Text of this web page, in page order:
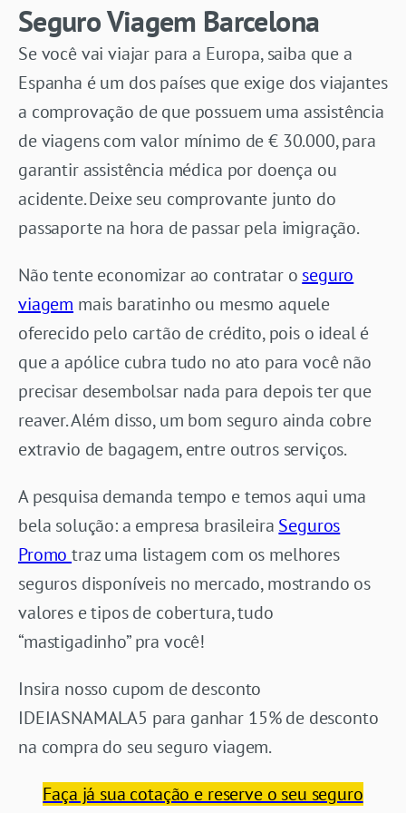
Seguro Viagem Barcelona
Se você vai viajar para a Europa, saiba que a
Espanha é um dos países que exige dos viajantes
a comprovação de que possuem uma assistência
de viagens com valor mínimo de € 30.000, para
garantir assistência médica por doença ou
acidente. Deixe seu comprovante junto do
passaporte na hora de passar pela imigração.
Não tente economizar ao contratar o seguro
viagem mais baratinho ou mesmo aquele
oferecido pelo cartão de crédito, pois o ideal é
que a apólice cubra tudo no ato para você não
precisar desembolsar nada para depois ter que
reaver. Além disso, um bom seguro ainda cobre
extravio de bagagem, entre outros serviços.
A pesquisa demanda tempo e temos aqui uma
bela solução: a empresa brasileira Seguros
Promotraz uma listagem com os melhores
seguros disponíveis no mercado, mostrando os
valores e tipos de cobertura, tudo
“mastigadinho” pra você!
Insira nosso cupom de desconto
IDEIASNAMALA5 para ganhar 15% de desconto
na compra do seu seguro viagem.
Faça já sua cotação e reserve o seu seguro